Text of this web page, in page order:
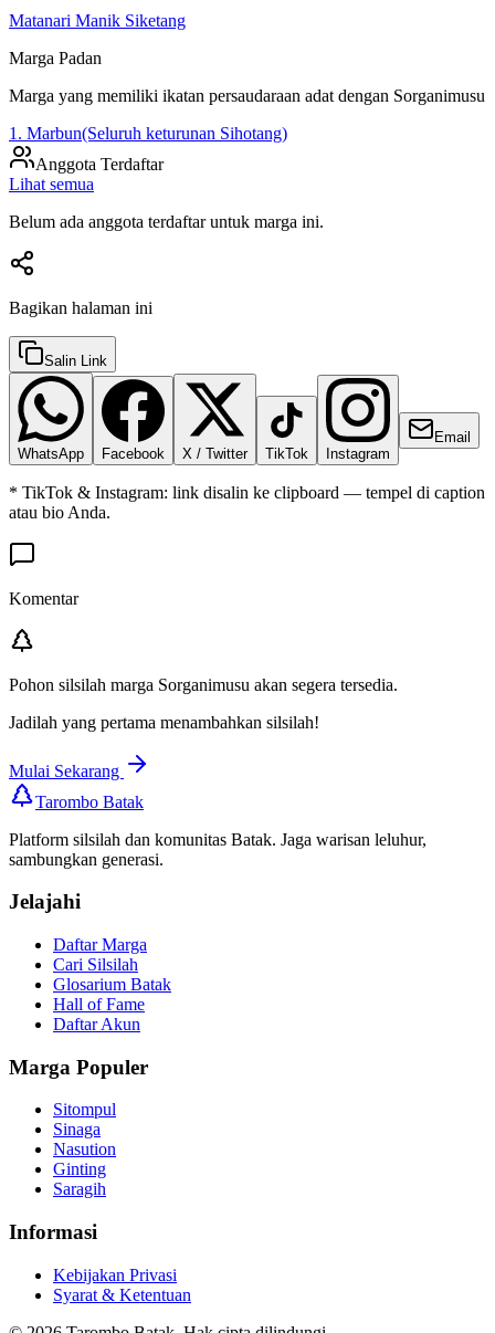
Matanari Manik Siketang
Marga Padan
Marga yang memiliki ikatan persaudaraan adat dengan Sorganimusu
1. Marbun(Seluruh keturunan Sihotang)
Anggota Terdaftar
Lihat semua
Belum ada anggota terdaftar untuk marga ini.
Bagikan halaman ini
Salin Link
WhatsApp Facebook X / Twitter TikTok Instagram
Email
* TikTok & Instagram: link disalin ke clipboard — tempel di caption
atau bio Anda.
Komentar
Pohon silsilah marga Sorganimusu akan segera tersedia.
Jadilah yang pertama menambahkan silsilah!
Mulai Sekarang
Tarombo Batak
Platform silsilah dan komunitas Batak. Jaga warisan leluhur,
sambungkan generasi.
Jelajahi
Daftar Marga
Cari Silsilah
Glosarium Batak
Hall of Fame
Daftar Akun
Marga Populer
Sitompul
Sinaga
Nasution
Ginting
Saragih
Informasi
Kebijakan Privasi
Syarat & Ketentuan